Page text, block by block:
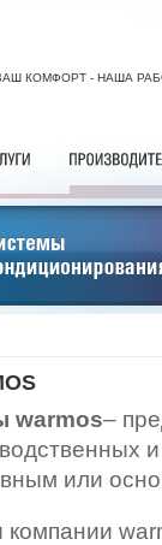
КОМФОРТ - НАША
warmos–
или
компании